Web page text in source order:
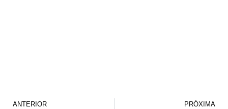
ANTERIOR PRÓXIMA